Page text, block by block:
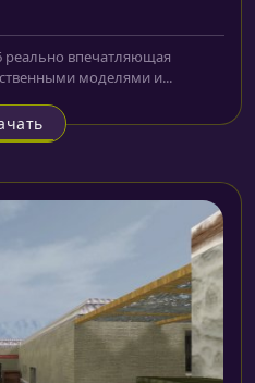
реально впечатляющая
моделями и...